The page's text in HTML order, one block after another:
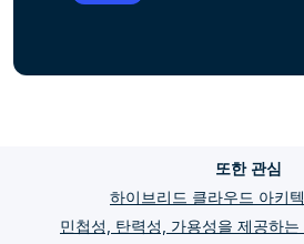
또한 관심
하이브리드 클라우드 아키
민첩성, 탄력성, 가용성을 제공하